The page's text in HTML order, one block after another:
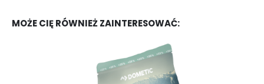
MOŻE CIĘ RÓWNIEŻ ZAINTERESOWAĆ: